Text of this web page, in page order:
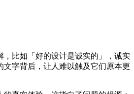
比如「好的设计是诚实的」，诚实
字背后，让人难以触及它们原本更